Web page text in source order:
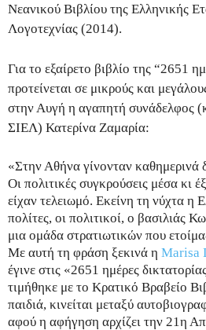
Νεανικού Βιβλίου της Ελληνικής
Λογοτεχνίας (2014).
Για το εξαίρετο βιβλίο της “2651
προτείνεται σε μικρούς και
στην Αυγή η αγαπητή συνάδελφος
ΣΙΕΛ) Κατερίνα Ζαμαρία:
«Στην Αθήνα γίνονταν καθημερινά
Οι πολιτικές συγκρούσεις μέσα κι
είχαν τελειωμό. Εκείνη τη νύχτα η
πολίτες, οι πολιτικοί, ο βασιλιάς
μια ομάδα στρατιωτικών που
Με αυτή τη φράση ξεκινά η Marisa
έγινε στις «2651 ημέρες
τιμήθηκε με το Κρατικό Βραβείο
παιδιά, κινείται μεταξύ
αφού η αφήγηση αρχίζει την 21η